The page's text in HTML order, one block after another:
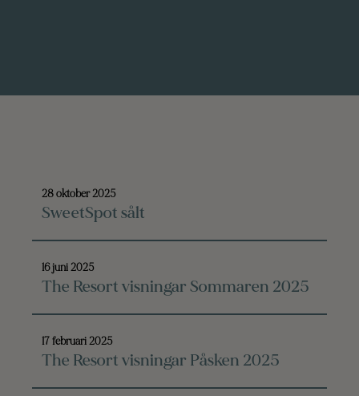
28 oktober 2025
SweetSpot sålt
16 juni 2025
The Resort visningar Sommaren 2025
17 februari 2025
The Resort visningar Påsken 2025